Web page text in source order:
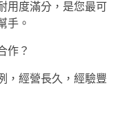
用度滿分，是您最可
手。
作？
，經營長久，經驗豐